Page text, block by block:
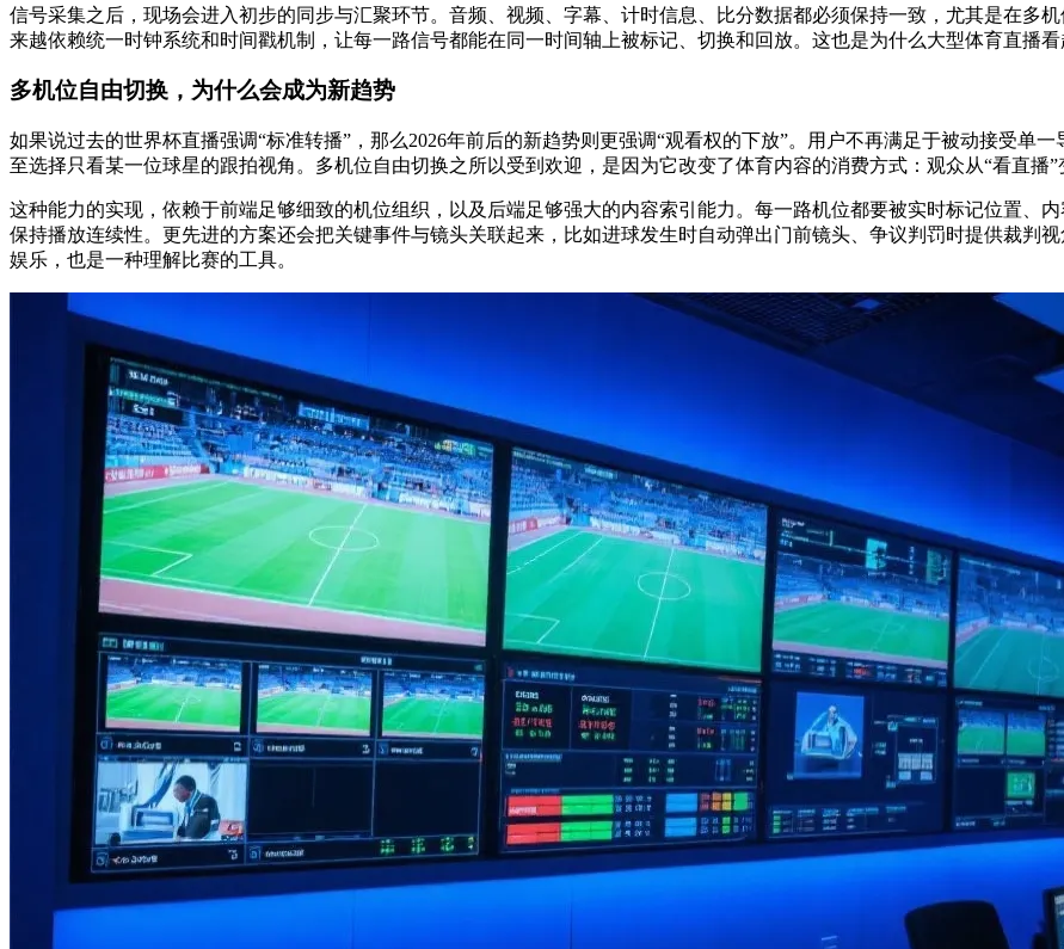
信号采集之后，现场会进入初步的同步与汇聚环节。音频、视频、字幕、计时信息、比分数据都必须保持一致，尤其是在多
来越依赖统一时钟系统和时间戳机制，让每一路信号都能在同一时间轴上被标记、切换和回放。这也是为什么大型体育直播看
多机位自由切换，为什么会成为新趋势
如果说过去的世界杯直播强调“标准转播”，那么2026年前后的新趋势则更强调“观看权的下放”。用户不再满足于被动接受单
至选择只看某一位球星的跟拍视角。多机位自由切换之所以受到欢迎，是因为它改变了体育内容的消费方式：观众从“看直播”
这种能力的实现，依赖于前端足够细致的机位组织，以及后端足够强大的内容索引能力。每一路机位都要被实时标记位置、
保持播放连续性。更先进的方案还会把关键事件与镜头关联起来，比如进球发生时自动弹出门前镜头、争议判罚时提供裁判
娱乐，也是一种理解比赛的工具。